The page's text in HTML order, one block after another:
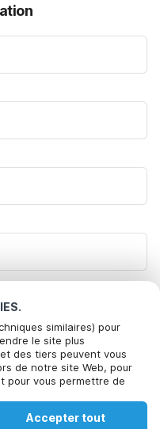
similaires) pour
le site plus
des tiers peuvent vous
de notre site Web, pour
pour vous permettre de
d'informations peuvent
cookie.
Accepter tout
offres de Belvilla. Vous
les disponibilités